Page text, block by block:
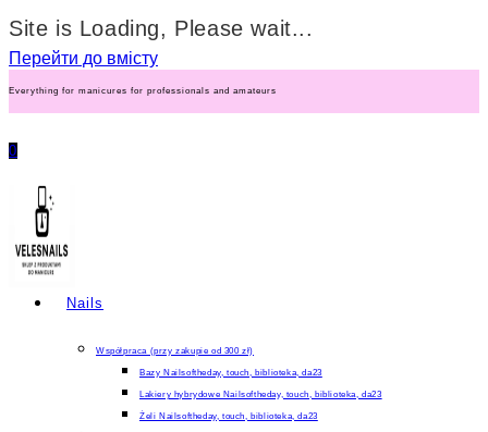
Site is Loading, Please wait...
Перейти до вмісту
Everything for manicures for professionals and amateurs
0
Nails
Współpraca (przy zakupie od 300 zł)
Bazy Nailsoftheday, touch, biblioteka, da23
Lakiery hybrydowe Nailsoftheday, touch, biblioteka, da23
Żeli Nailsoftheday, touch, biblioteka, da23